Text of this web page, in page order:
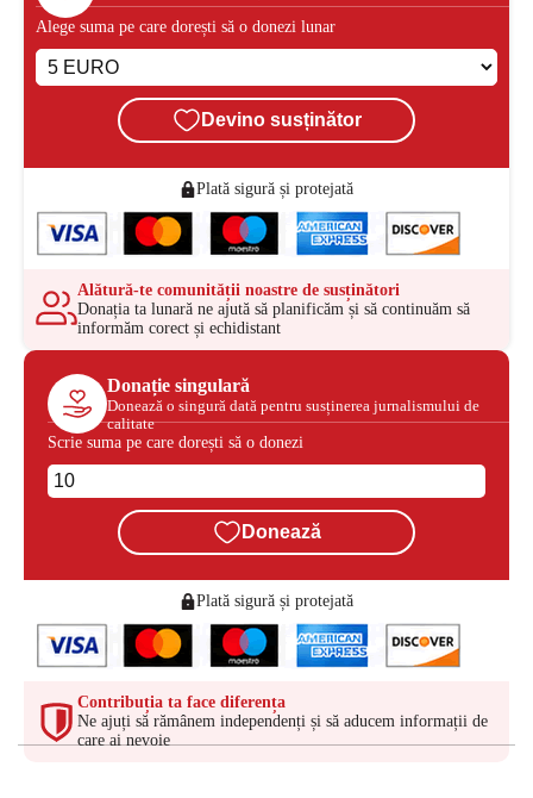
Alege suma pe care dorești să o donezi lunar
Devino susținător
Plată sigură și protejată
Alătură-te comunității noastre de susținători
Donația ta lunară ne ajută să planificăm și să continuăm să
informăm corect și echidistant
Donație singulară
Donează o singură dată pentru susținerea jurnalismului de
calitate
Scrie suma pe care dorești să o donezi
Donează
Plată sigură și protejată
Contribuția ta face diferența
Ne ajuți să rămânem independenți și să aducem informații de
care ai nevoie